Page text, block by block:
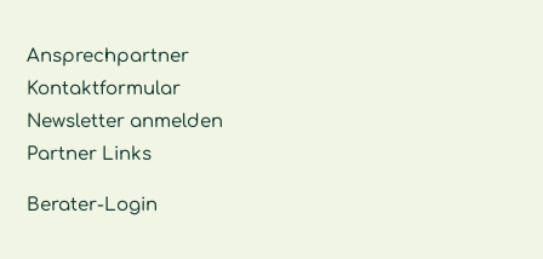
Ansprechpartner
Kontaktformular
Newsletter anmelden
Partner Links
Berater-Login